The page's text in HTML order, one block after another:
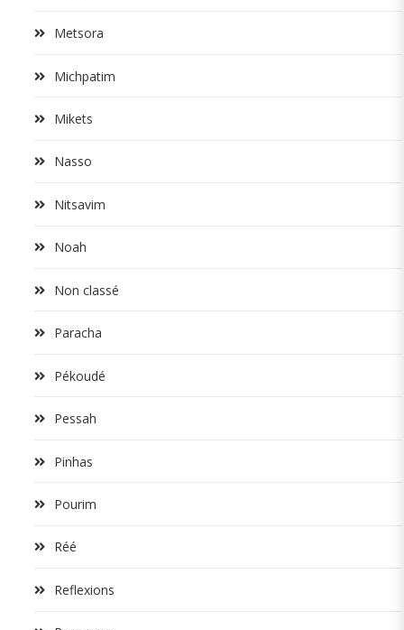
Metsora
Michpatim
Mikets
Nasso
Nitsavim
Noah
Non classé
Paracha
Pékoudé
Pessah
Pinhas
Pourim
Réé
Reflexions